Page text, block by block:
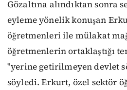
Gözaltına alındıktan sonra
eyleme yönelik konuşan
öğretmenleri ile mülakat
öğretmenlerin ortaklaştığı
"yerine getirilmeyen devlet
söyledi. Erkurt, özel sektör